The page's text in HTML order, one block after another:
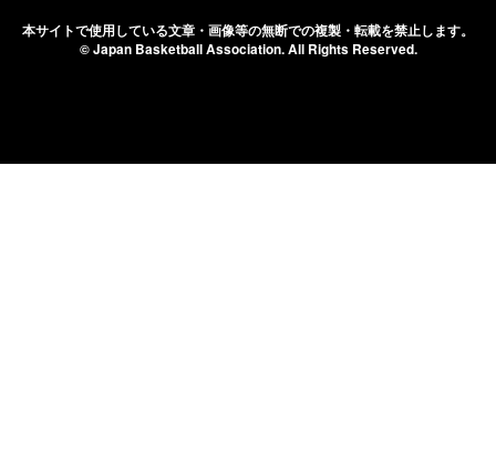
本サイトで使用している文章・画像等の無断での複製・転載を禁止します。
© Japan Basketball Association.All Rights Reserved.